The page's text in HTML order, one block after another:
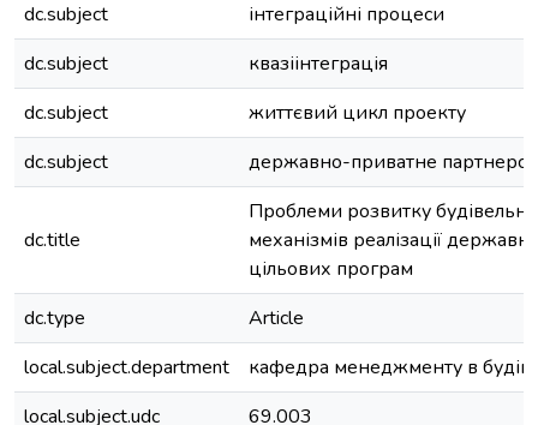
dc.subject
інтеграційні процеси
dc.subject
квазіінтеграція
dc.subject
життєвий цикл проекту
dc.subject
державно-приватне
dc.title
Проблеми розвитку
механізмів реалізації
цільових програм
dc.type
Article
local.subject.department
кафедра менеджменту в
local.subject.udc
69.003